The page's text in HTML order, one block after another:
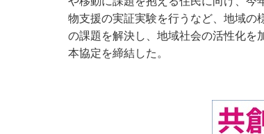
物支援の実証実験を行うなど、地域の
の課題を解決し、地域社会の活性化を
本協定を締結した。